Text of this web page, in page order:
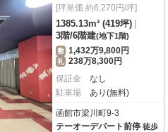
[坪単価 約6,270円/坪]
1385.13m² (419坪)
3階/6階建(地下1階)
敷 1,432万9,800円
礼 238万8,300円
保証金
なし
駐車場
あり(無料)
函館市梁川町9-3
テーオーデパート前停 徒歩